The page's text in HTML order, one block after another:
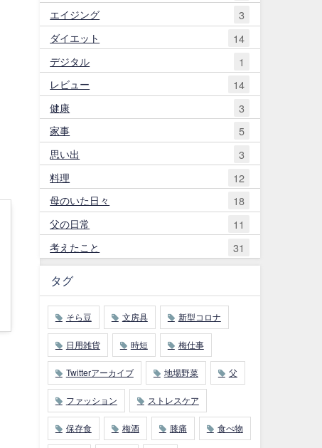
エイジング
3
ダイエット
14
デジタル
1
レビュー
14
健康
3
家事
5
思い出
3
料理
12
母のいた日々
18
父の日常
11
考えたこと
31
タグ
そら豆 文房具 新型コロナ
日用雑貨 時短 梅仕事
Twitterアーカイブ 地場野菜 父
ファッション ストレスケア
保存食 梅酒 膝痛 食べ物